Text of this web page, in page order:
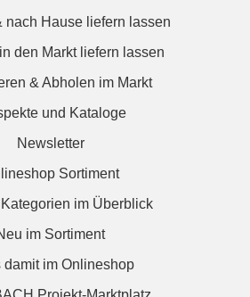
nach Hause liefern lassen
den Markt liefern lassen
& Abholen im Markt
und Kataloge
Newsletter
Sortiment
im Überblick
im Sortiment
damit im Onlineshop